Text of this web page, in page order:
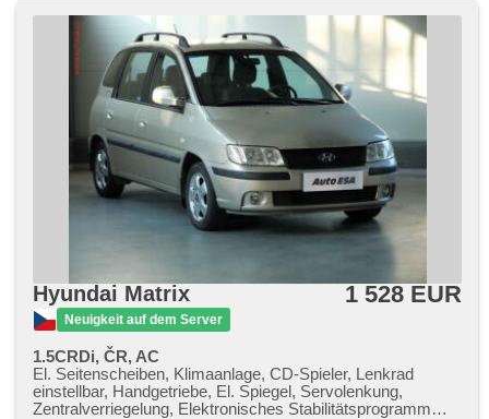
Hyundai Matrix
Neuigkeit auf dem Server
1 528 EUR
1.5CRDi, ČR, AC
El. Seitenscheiben, Klimaanlage, CD-Spieler, Lenkrad
einstellbar, Handgetriebe, El. Spiegel, Servolenkung,
Zentralverriegelung, Elektronisches Stabilitätsprogramm